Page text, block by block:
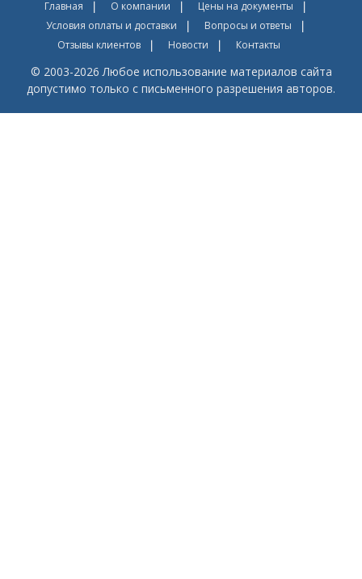
Главная О компании
Цены на документы
Условия оплаты и доставки
Вопросы и ответы
Отзывы клиентов
Новости Контакты
© 2003-2026 Любое использование материалов сайта
допустимо только с письменного разрешения авторов.